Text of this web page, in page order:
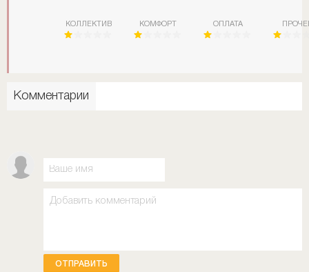
КОЛЛЕКТИВ КОМФОРТ ОПЛАТА
Комментарии
ОТПРАВИТЬ